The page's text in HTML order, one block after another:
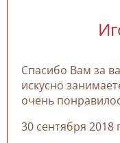
Спасибо Вам за
искусно
очень
30 сентября 2018